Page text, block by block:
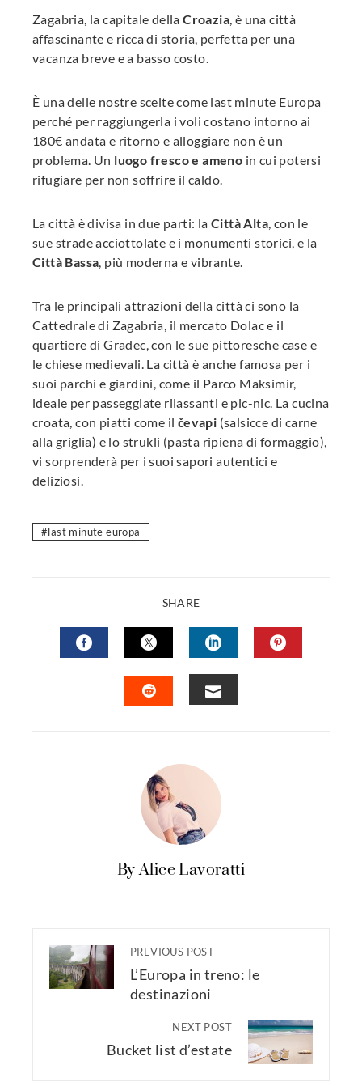
Zagabria, la capitale dellaCroazia, è una città
affascinante e ricca di storia, perfetta per una
vacanza breve e a basso costo.
È una delle nostre scelte come last minute Europa
perché per raggiungerla i voli costano intorno ai
180€ andata e ritorno e alloggiare non è un
problema. Un luogo fresco e ameno in cui potersi
rifugiare per non soffrire il caldo.
La città è divisa in due parti: la Città Alta, con le
sue strade acciottolate e i monumenti storici, e la
Città Bassa, più moderna e vibrante.
Tra le principali attrazioni della città ci sono la
Cattedrale di Zagabria, il mercato Dolac e il
quartiere di Gradec, con le sue pittoresche case e
le chiese medievali. La città è anche famosa per i
suoi parchi e giardini, come il Parco Maksimir,
ideale per passeggiate rilassanti e pic-nic. La cucina
croata, con piatti come il čevapi (salsicce di carne
alla griglia) e lo strukli (pasta ripiena di formaggio),
vi sorprenderà per i suoi sapori autentici e
deliziosi.
last minute europa
SHARE
FACEBOOKTWITTERLINKEDIN
By Alice Lavoratti
PREVIOUS POST
L’Europa in treno: le
destinazioni
NEXT POST
Bucket list d’estate